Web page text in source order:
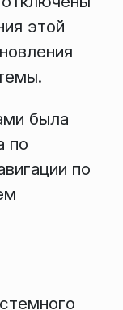
этой
.
была
по
по